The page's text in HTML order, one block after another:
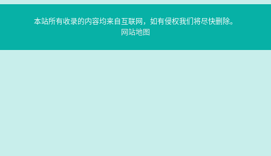
本站所有收录的内容均来自互联网，如有侵权我们将尽快删除。
网站地图